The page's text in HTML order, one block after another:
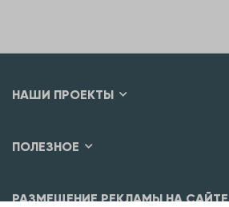
НАШИ ПРОЕКТЫ
ПОЛЕЗНОЕ
РАЗМЕЩЕНИЕ РЕКЛАМЫ НА САЙТЕ